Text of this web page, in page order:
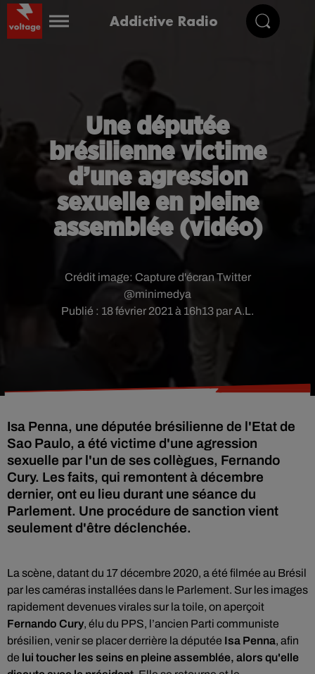
Addictive Radio
Une députée
brésilienne victime
d’une agression
sexuelle en pleine
assemblée (vidéo)
Publié : 18 février 2021 à 16h13 par A.L.
Crédit image: Capture d'écran Twitter
@minimedya
Isa Penna, une députée brésilienne de l'Etat de
Sao Paulo, a été victime d'une agression
sexuelle par l'un de ses collègues, Fernando
Cury. Les faits, qui remontent à décembre
dernier, ont eu lieu durant une séance du
Parlement. Une procédure de sanction vient
seulement d'être déclenchée.
La scène, datant du 17 décembre 2020, a été filmée au Brésil
par lescaméras installées dans le Parlement. Sur les images
rapidement devenues virales sur la toile, on aperçoit
Fernando Cury, élu du PPS, l’ancien Parti communiste
brésilien, venir se placer derrière la députée Isa Penna, afin
de lui toucher les seins en pleine assemblée, alors qu'elle